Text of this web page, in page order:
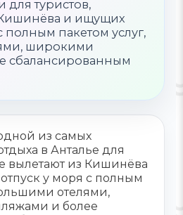
для туристов,
и ищущих
полным пакетом услуг,
широкими
сбалансированным
из самых
в Анталье для
вылетают из Кишинёва
отпуск у моря с полным
отелями,
и более